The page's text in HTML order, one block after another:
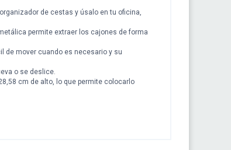
de cestas y úsalo en tu oficina,
permite extraer los cajones de forma
de mover cuando es necesario y su
o se deslice.
cm de alto, lo que permite colocarlo